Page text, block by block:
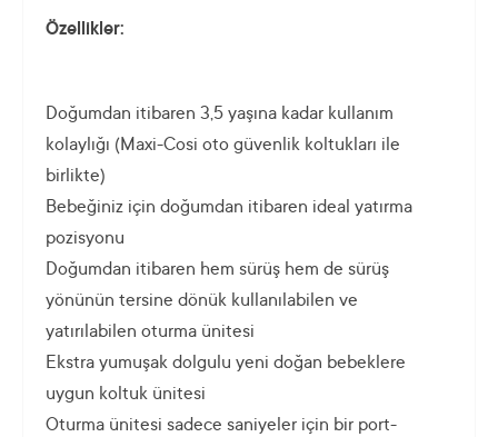
Özellikler:
Doğumdan itibaren 3,5 yaşına kadar kullanım
kolaylığı (Maxi-Cosi oto güvenlik koltukları ile
birlikte)
Bebeğiniz için doğumdan itibaren ideal yatırma
pozisyonu
Doğumdan itibaren hem sürüş hem de sürüş
yönünün tersine dönük kullanılabilen ve
yatırılabilen oturma ünitesi
Ekstra yumuşak dolgulu yeni doğan bebeklere
uygun koltuk ünitesi
Oturma ünitesi sadece saniyeler için bir port-